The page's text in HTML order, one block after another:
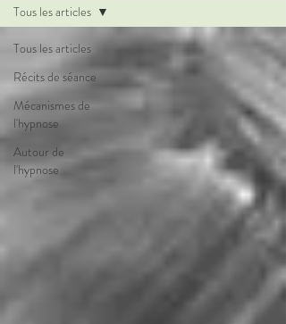
Tous les articles
Récits de séance
Mécanismes de
l'hypnose
Autour de
l'hypnose
Tous les articles